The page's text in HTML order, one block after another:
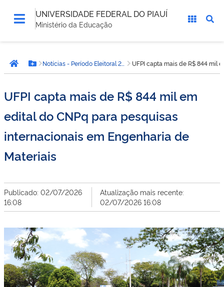
UNIVERSIDADE FEDERAL DO PIAUÍ
Ministério da Educação
está
aqui:Página inicial
Botão Menu UFPI capta mais de R$ 844 mil
UFPI capta mais de R$ 844 mil em
edital do CNPq para pesquisas
internacionais em Engenharia de
Materiais
Publicado: 02/07/2026
16:08
Atualização mais recente:
02/07/2026 16:08